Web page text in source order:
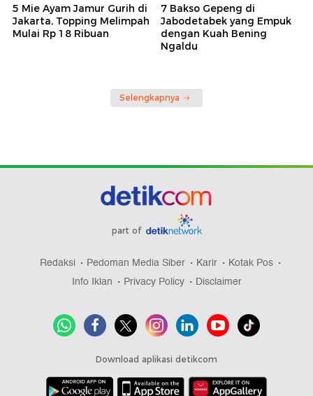
5 Mie Ayam Jamur Gurih di
Jakarta, Topping Melimpah
Mulai Rp 18 Ribuan
7 Bakso Gepeng di
Jabodetabek yang Empuk
dengan Kuah Bening
Ngaldu
Selengkapnya
part of
Redaksi Pedoman Media Siber Karir
Kotak Pos
Info Iklan
Privacy Policy Disclaimer
Download aplikasi detikcom